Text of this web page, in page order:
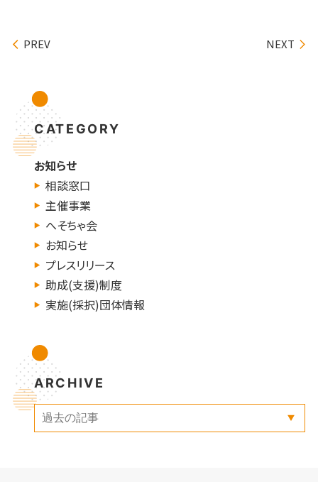
NEXT
PREV
CATEGORY
お知らせ
相談窓口
主催事業
へそちゃ会
お知らせ
プレスリリース
助成(支援)制度
実施(採択)団体情報
ARCHIVE